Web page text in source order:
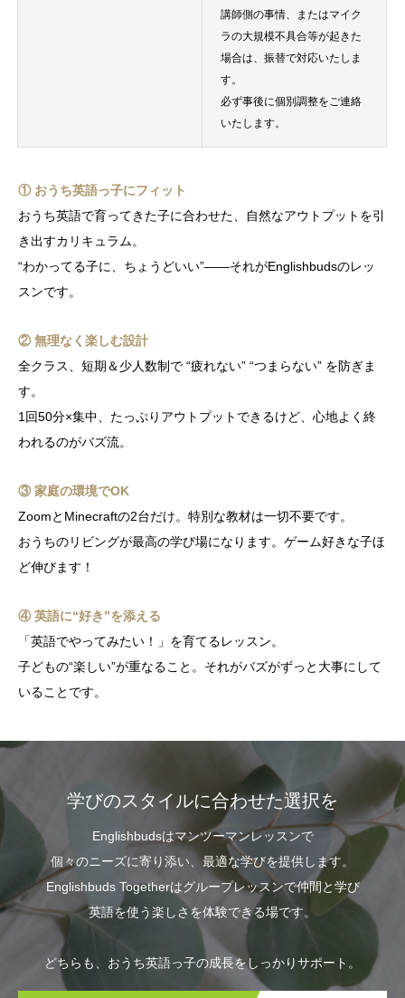
講師側の事情、またはマイク
ラの大規模不具合等が起きた
場合は、振替で対応いたしま
す。
必ず事後に個別調整をご連絡
いたします。
① おうち英語っ子にフィット
おうち英語で育ってきた子に合わせた、自然なアウトプットを引
き出すカリキュラム。
“わかってる子に、ちょうどいい”——それがEnglishbudsのレッ
スンです。
② 無理なく楽しむ設計
全クラス、短期＆少人数制で “疲れない” “つまらない” を防ぎま
す。
1回50分×集中、たっぷりアウトプットできるけど、心地よく終
われるのがバズ流。
③ 家庭の環境でOK
ZoomとMinecraftの2台だけ。特別な教材は一切不要です。
おうちのリビングが最高の学び場になります。ゲーム好きな子ほ
ど伸びます！
④ 英語に“好き”を添える
「英語でやってみたい！」を育てるレッスン。
子どもの“楽しい”が重なること。それがバズがずっと大事にして
いることです。
学びのスタイルに合わせた選択を
Englishbudsはマンツーマンレッスンで
個々のニーズに寄り添い、最適な学びを提供します。
Englishbuds Togetherはグループレッスンで仲間と学び
英語を使う楽しさを体験できる場です。
どちらも、おうち英語っ子の成長をしっかりサポート。